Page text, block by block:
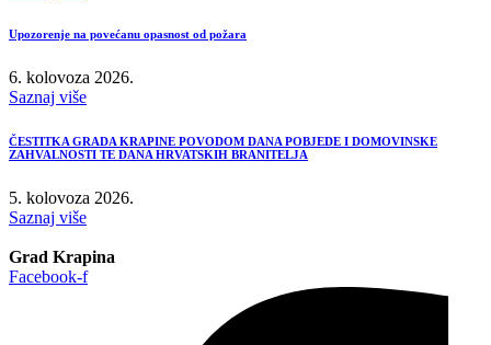
Upozorenje na povećanu opasnost od požara
6. kolovoza 2026.
Saznaj više
ČESTITKA GRADA KRAPINE POVODOM DANA POBJEDE I DOMOVINSKE
ZAHVALNOSTI TE DANA HRVATSKIH BRANITELJA
5. kolovoza 2026.
Saznaj više
Grad Krapina
Facebook-f